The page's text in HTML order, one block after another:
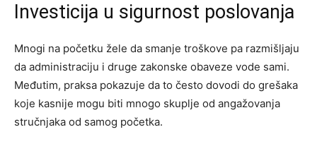
Investicija u sigurnost poslovanja
Mnogi na početku žele da smanje troškove pa razmišljaju
da administraciju i druge zakonske obaveze vode sami.
Međutim, praksa pokazuje da to često dovodi do grešaka
koje kasnije mogu biti mnogo skuplje od angažovanja
stručnjaka od samog početka.